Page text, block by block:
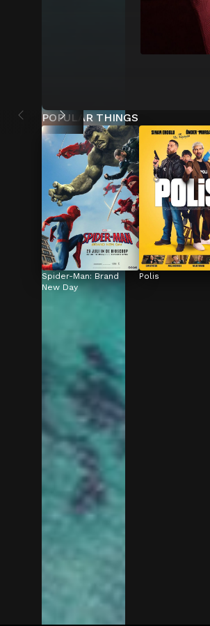
POPULAR THINGS
Spider-Man: Brand
New Day
Polis